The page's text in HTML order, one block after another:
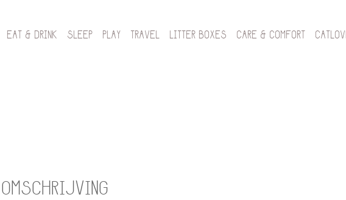
EAT & DRINK SLEEP PLAY TRAVEL LITTER BOXES CARE & COMFORT
OMSCHRIJVING